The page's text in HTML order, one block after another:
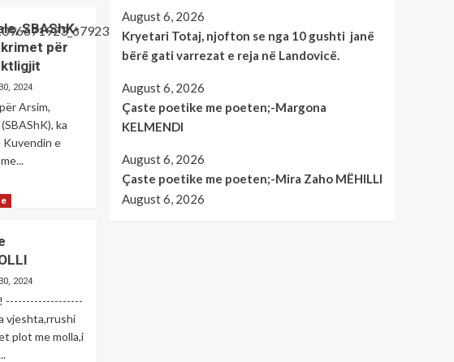
SBAShK-
për
2024
Arsim,
ka
Kuvendin e
2024
-------------------
vjeshta,rrushi
plot me molla,i
August 6, 2026
Kryetari Totaj, njofton se nga 10 gushti janë
bërë gati varrezat e reja në Landovicë.
August 6, 2026
Çaste poetike me poeten;-Margona
KELMENDI
August 6, 2026
Çaste poetike me poeten;-Mira Zaho MËHILLI
August 6, 2026